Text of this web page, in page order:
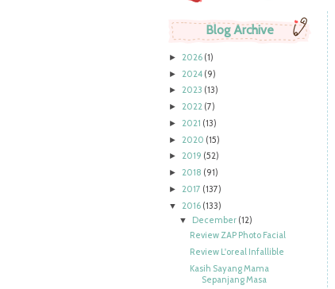
Blog Archive
► 2026 (1)
► 2024 (9)
► 2023 (13)
► 2022 (7)
► 2021 (13)
► 2020 (15)
► 2019 (52)
► 2018 (91)
► 2017 (137)
▼ 2016 (133)
▼ December (12)
Review ZAP Photo Facial
Review L'oreal Infallible
Kasih Sayang Mama
Sepanjang Masa